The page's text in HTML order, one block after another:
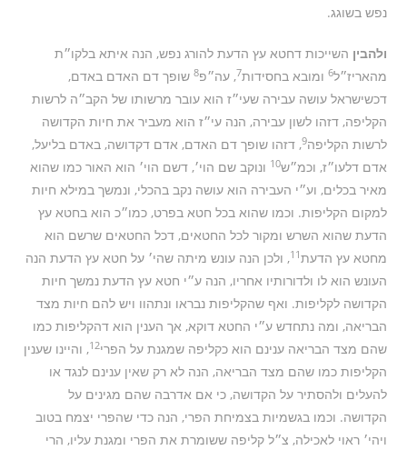
נפש בשוגג.
ולהבין השייכות דחטא עץ הדעת להורג נפש, הנה איתא בלקו״ת
מהאריז״ל6 ומובא בחסידות7, עה״פ8 שופך דם האדם באדם,
דכשישראל עושה עבירה שעי״ז הוא עובר מרשותו של הקב״ה לרשות
הקליפה, דזהו לשון עבירה, הנה עי״ז הוא מעביר את חיות הקדושה
לרשות הקליפה9, דזהו שופך דם האדם, אדם דקדושה, באדם בליעל,
אדם דלעו״ז, וכמ״ש10 ונוקב שם הוי׳, דשם הוי׳ הוא האור כמו שהוא
מאיר בכלים, וע״י העבירה הוא עושה נקב בהכלי, ונמשך במילא חיות
למקום הקליפות. וכמו שהוא בכל חטא בפרט, כמו״כ הוא בחטא עץ
הדעת שהוא השרש ומקור לכל החטאים, דכל החטאים שרשם הוא
מחטא עץ הדעת11, ולכן הנה עונש מיתה שהי׳ על חטא עץ הדעת הנה
העונש הוא לו ולדורותיו אחריו, הנה ע״י חטא עץ הדעת נמשך חיות
הקדושה לקליפות. ואף שהקליפות נבראו ונתהוו ויש להם חיות מצד
הבריאה, ומה נתחדש ע״י החטא דוקא, אך הענין הוא דהקליפות כמו
שהם מצד הבריאה ענינם הוא כקליפה שמגנת על הפרי12, והיינו שענין
הקליפות כמו שהם מצד הבריאה, הנה לא רק שאין ענינם לנגד או
להעלים ולהסתיר על הקדושה, כי אם אדרבה שהם מגינים על
הקדושה. וכמו בגשמיות בצמיחת הפרי, הנה כדי שהפרי יצמח בטוב
ויהי׳ ראוי לאכילה, צ״ל קליפה ששומרת את הפרי ומגנת עליו, הרי